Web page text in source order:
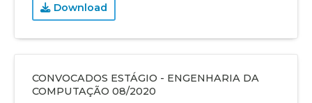
Download
CONVOCADOS ESTÁGIO - ENGENHARIA DA
COMPUTAÇÃO 08/2020